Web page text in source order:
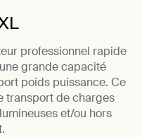
professionnel rapide
grande capacité
poids puissance. Ce
transport de charges
et/ou hors